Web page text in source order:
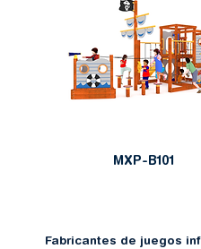
MXP-B101
Fabricantes de juegos